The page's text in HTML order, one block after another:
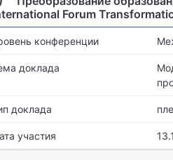
Forum
конференции
доклада
доклада
участия